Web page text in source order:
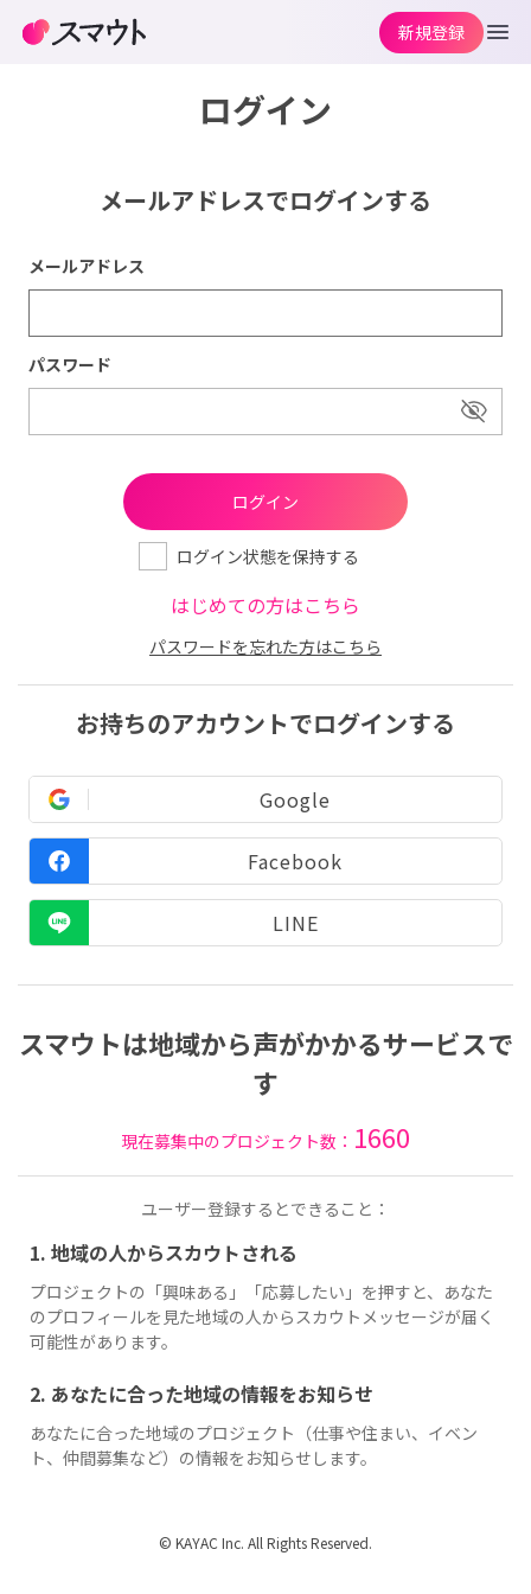
ログイン
メールアドレスでログインする
メールアドレス
パスワード
ログイン状態を保持する
はじめての方はこちら
パスワードを忘れた方はこちら
お持ちのアカウントでログインする
Google
Facebook
LINE
スマウトは地域から声がかかるサービスで
す
現在募集中のプロジェクト数： 1660
ユーザー登録するとできること：
1. 地域の人からスカウトされる
プロジェクトの「興味ある」「応募したい」を押すと、あなた
のプロフィールを見た地域の人からスカウトメッセージが届く
可能性があります。
2. あなたに合った地域の情報をお知らせ
あなたに合った地域のプロジェクト（仕事や住まい、イベン
ト、仲間募集など）の情報をお知らせします。
新規登録
© KAYAC Inc. All Rights Reserved.